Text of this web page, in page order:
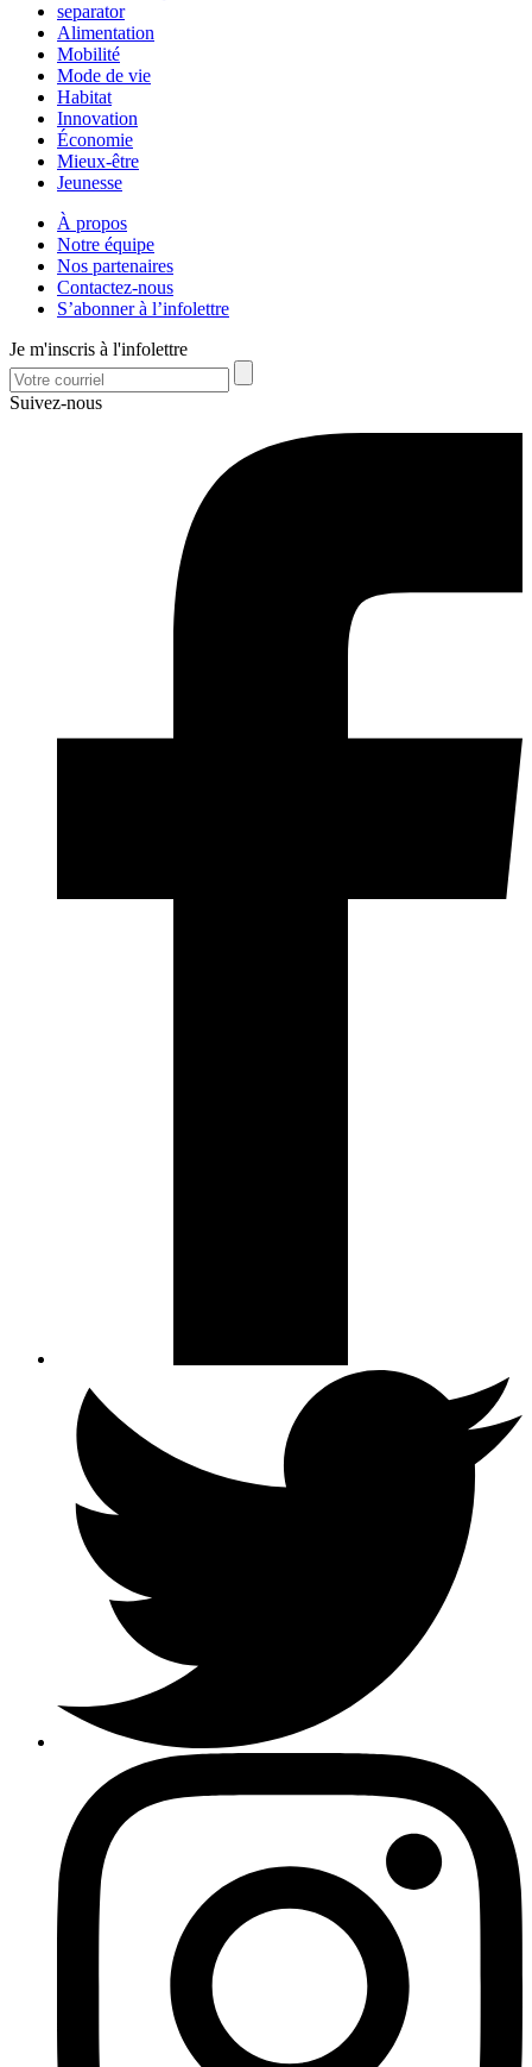
separator
Alimentation
Mobilité
Mode de vie
Habitat
Innovation
Économie
Mieux-être
Jeunesse
À propos
Notre équipe
Nos partenaires
Contactez-nous
S’abonner à l’infolettre
Je m'inscris à l'infolettre
Suivez-nous